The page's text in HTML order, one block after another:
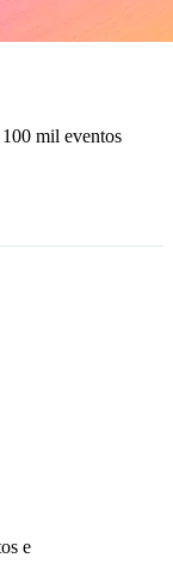
mil eventos
e